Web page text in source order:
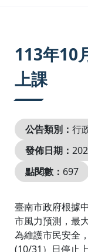
113年10
上課
公告類別： 行
發佈日期：
點閱數： 697
臺南市政府根據
市風力預測，最
為維護市民安全
(10/31）日停止